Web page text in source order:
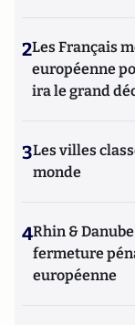
2Les Français
européenne
ira le grand
3Les villes
monde
4Rhin &
fermeture
européenne